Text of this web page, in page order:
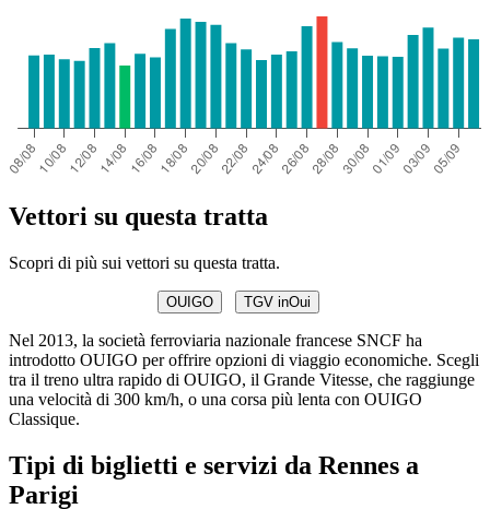
Vettori su questa tratta
Scopri di più sui vettori su questa tratta.
OUIGO TGV inOui
Nel 2013, la società ferroviaria nazionale francese SNCF ha
introdotto OUIGO per offrire opzioni di viaggio economiche. Scegli
tra il treno ultra rapido di OUIGO, il Grande Vitesse, che raggiunge
una velocità di 300 km/h, o una corsa più lenta con OUIGO
Classique.
Tipi di biglietti e servizi da Rennes a
Parigi